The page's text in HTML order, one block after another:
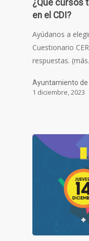
¿Qué cursos
en el CDI?
Ayúdanos a
Cuestionario
respuestas.
Ayuntamiento de
1 diciembre, 2023